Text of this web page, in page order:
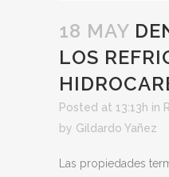
18 MAY
LOS
Posted at 13:13h in
by Gildardo Yañez
Las propiedades